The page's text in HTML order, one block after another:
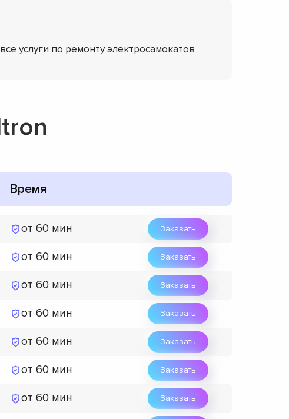
услуги по ремонту электросамокатов
Время
от 60 мин Заказать
от 60 мин Заказать
от 60 мин Заказать
от 60 мин Заказать
от 60 мин Заказать
от 60 мин Заказать
от 60 мин Заказать